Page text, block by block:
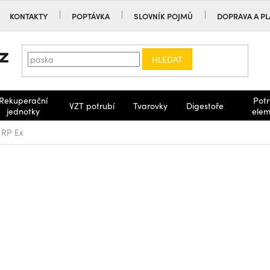
KONTAKTY POPTÁVKA SLOVNÍK POJMŮ DOPRAVA A
HLEDAT
Rekuperační
jednotky
VZT potrubí Tvarovky Digestoře
RP Ex